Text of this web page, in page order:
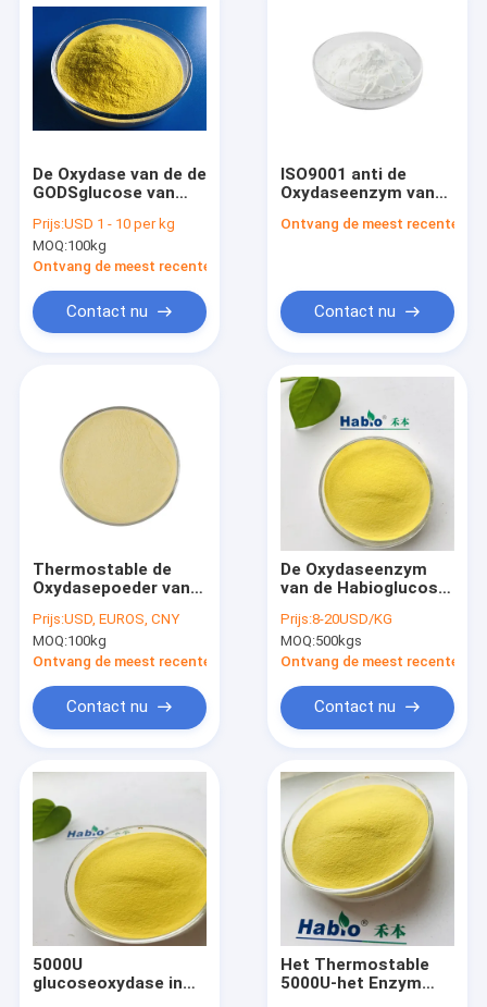
Producten
Ongeveer ons
Fabrieksreis
Nieuws
Proteaseenzym
NSP Enzym
Alpha Amylase
Het Enzym van de glucoseoxydase
De Oxydase van de de
GODSglucose van
10000U/G voor
Voerindustrie
Prijs:USD 1 - 10 per kg
MOQ:100kg
Ontvang de meest recente Prijs
Contact nu
ISO9001 anti de
Oxydaseenzym van
Spanningsglucose,
Ontvang de meest recente
Contact nu
Thermostable de
Oxydasepoeder van
voor Vee 2000U
Prijs:USD, EUROS, CNY
MOQ:100kg
Ontvang de meest recente Prijs
Contact nu
De Oxydaseenzym
van de Habioglucose
Aspergillus flavus
10000U
Prijs:8-20USD/KG
MOQ:500kgs
Ontvang de meest recente
Contact nu
5000U
glucoseoxydase in
Het Thermostable
5000U-het Enzym